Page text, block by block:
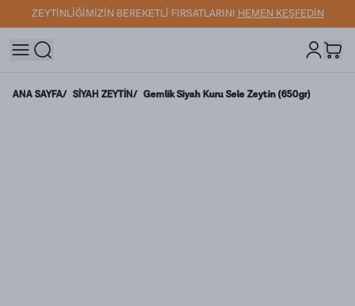
ZEYTİNLİĞİMİZİN BEREKETLİ FIRSATLARINI HEMEN KEŞFEDİN
ANA SAYFA/ SİYAH ZEYTİN/ Gemlik Siyah Kuru Sele Zeytin (650gr)